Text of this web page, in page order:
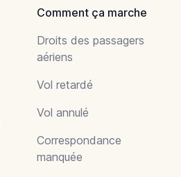
Comment ça marche
Droits des passagers
aériens
Vol retardé
Vol annulé
Correspondance
manquée